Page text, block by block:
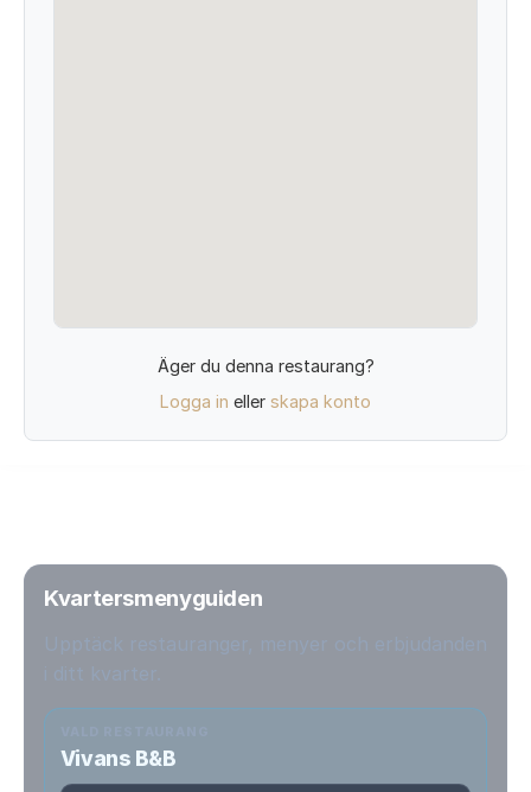
Äger du denna restaurang?
Logga in eller skapa konto
Kvartersmenyguiden
Vivans B&B